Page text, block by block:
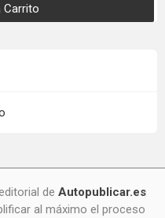
Carrito
de Autopublicar.es
al máximo el proceso